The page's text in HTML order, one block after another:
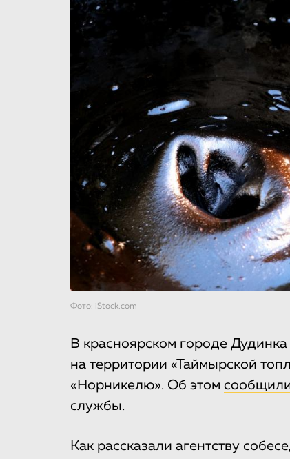
Фото: iStock.com
В красноярском городе
на территории «Таймырской
«Норникелю». Об этом
службы.
Как рассказали агентству